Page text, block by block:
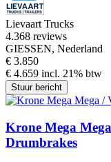
Lievaart Trucks
4.368 reviews
GIESSEN, Nederland
€ 3.850
€ 4.659 incl. 21% btw
Stuur bericht
Krone Mega
Drumbrakes